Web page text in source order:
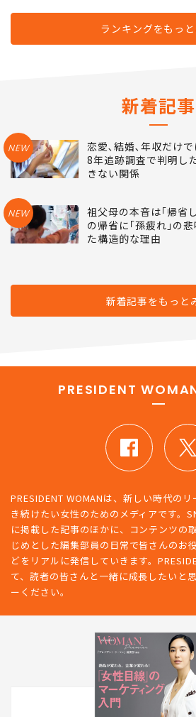
ランキングをもっ
新着記事
NEW
恋愛､結婚､年収だけ
8年追跡調査で判明し
きない関係
NEW
祖父母の本音は｢帰省
の帰省に｢孫疲れ｣の
た構造的な理由
新着記事をもっと
PRESIDENT
PRESIDENT WOMANは、新しい時代の
き続けたい女性のためのメディアです。
に掲載した記事のほかに、コンテンツの
じめとした編集部員の日常で皆さんのお
どをリアルに発信していきます。
て、読者の皆さんと一緒に成長したいと
ーください。